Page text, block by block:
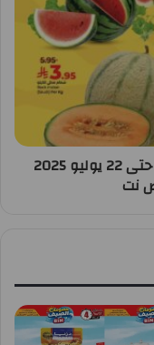
عروض لولو الشرقية اليوم 16 يوليو حتى 22 يوليو 2025
نت